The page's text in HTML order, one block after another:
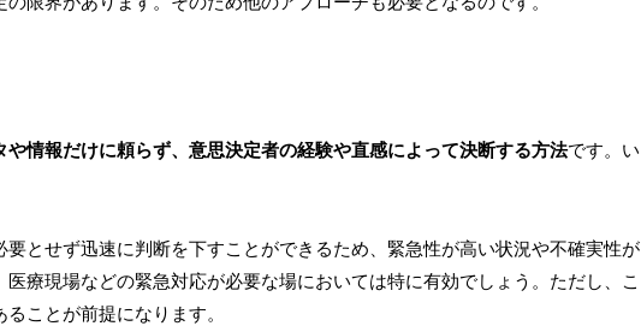
や情報だけに頼らず、意思決定者の経験や直感によって決断する方法です。い
とせず迅速に判断を下すことができるため、緊急性が高い状況や不確実性が
療現場などの緊急対応が必要な場においては特に有効でしょう。ただし、こ
ことが前提になります。